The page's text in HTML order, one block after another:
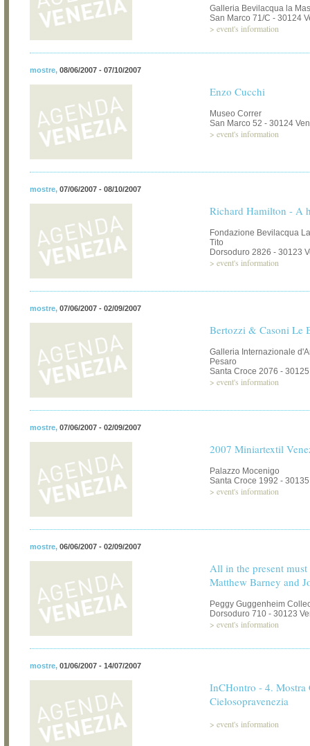
Galleria Bevilacqua la
San Marco 71/C - 30124
> event's information
mostre, 08/06/2007 - 07/10/2007
Enzo Cucchi
Museo Correr
San Marco 52 - 30124
> event's information
mostre, 07/06/2007 - 08/10/2007
Richard Hamilton - A
Fondazione Bevilacqua
Tito
Dorsoduro 2826 - 30123
> event's information
mostre, 07/06/2007 - 02/09/2007
Bertozzi & Casoni Le
Galleria Internazionale
Pesaro
Santa Croce 2076 -
> event's information
mostre, 07/06/2007 - 02/09/2007
2007 Miniartextil
Palazzo Mocenigo
Santa Croce 1992 -
> event's information
mostre, 06/06/2007 - 02/09/2007
All in the present must
Matthew Barney and
Peggy Guggenheim
Dorsoduro 710 - 30123
> event's information
mostre, 01/06/2007 - 14/07/2007
InCHontro - 4. Mostra
Cielosopravenezia
> event's information